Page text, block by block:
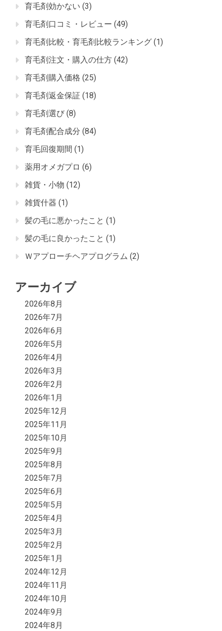
育毛剤効かない (3)
育毛剤口コミ・レビュー (49)
育毛剤比較・育毛剤比較ランキング (1)
育毛剤注文・購入の仕方 (42)
育毛剤購入価格 (25)
育毛剤返金保証 (18)
育毛剤選び (8)
育毛剤配合成分 (84)
育毛回復期間 (1)
薬用オメガプロ (6)
雑貨・小物 (12)
雑貨什器 (1)
髪の毛に悪かったこと (1)
髪の毛に良かったこと (1)
Ｗアプローチヘアプログラム (2)
アーカイブ
2026年8月
2026年7月
2026年6月
2026年5月
2026年4月
2026年3月
2026年2月
2026年1月
2025年12月
2025年11月
2025年10月
2025年9月
2025年8月
2025年7月
2025年6月
2025年5月
2025年4月
2025年3月
2025年2月
2025年1月
2024年12月
2024年11月
2024年10月
2024年9月
2024年8月